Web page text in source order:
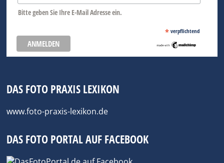
Bitte geben Sie Ihre E-Mail Adresse ein.
* verpflichtend
DAS FOTO PRAXIS LEXIKON
www.foto-praxis-lexikon.de
DAS FOTO PORTAL AUF FACEBOOK